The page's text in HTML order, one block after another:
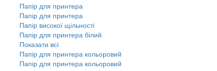
Папір для принтера
Папір для принтера
Папір високої щільності
Папір для принтера білий
Показати всі
Папір для принтера кольоровий
Папір для принтера кольоровий